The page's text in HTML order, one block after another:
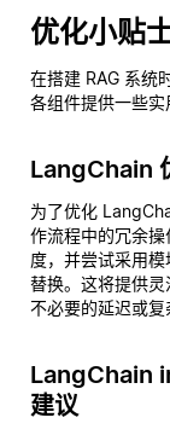
优化小贴
在搭建 RAG 系统
各组件提供一些实
LangChain
为了优化
作流程中的冗余
度，并尝试采用
替换。这将提供
不必要的延迟或复
LangChain
建议